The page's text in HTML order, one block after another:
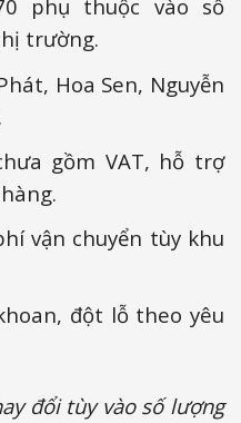
phụ thuộc vào số
trường.
Hoa Sen, Nguyễn
gồm VAT, hỗ trợ
vận chuyển tùy khu
đột lỗ theo yêu
đổi tùy vào số lượng